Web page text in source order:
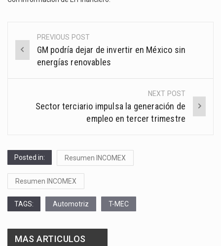
Post
navigation
PREVIOUS POST
GM podría dejar de invertir en México sin
energías renovables
NEXT POST
Sector terciario impulsa la generación de
empleo en tercer trimestre
Posted in: Resumen INCOMEX
Resumen INCOMEX
TAGS: Automotriz T-MEC
MAS ARTICULOS